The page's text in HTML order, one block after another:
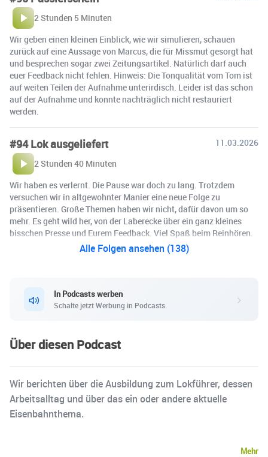
2 Stunden 5 Minuten
Wir geben einen kleinen Einblick, wie wir simulieren, schauen
zurück auf eine Aussage von Marcus, die für Missmut gesorgt hat
und besprechen sogar zwei Zeitungsartikel. Natürlich darf auch
euer Feedback nicht fehlen. Hinweis: Die Tonqualität vom Tom ist
auf weiten Teilen der Aufnahme unterirdisch. Leider ist das schon
auf der Aufnahme und konnte nachträglich nicht restauriert
werden.
#94 Lok ausgeliefert
11.03.2026
2 Stunden 40 Minuten
Wir haben es verlernt. Die Pause war doch zu lang. Trotzdem
versuchen wir in altgewohnter Manier eine neue Folge zu
präsentieren. Große Themen haben wir nicht, dafür davon um so
mehr. Es geht wild her, von der Laberecke über ein ganz kleines
bisschen Presse und Eurem Feedback. Viel Spaß beim Reinhören.
Alle Folgen ansehen (138)
In Podcasts werben
Schalte jetzt Werbung in Podcasts.
Über diesen Podcast
Wir berichten über die Ausbildung zum Lokführer, dessen
Arbeitsalltag und über das ein oder andere aktuelle
Eisenbahnthema.
Mehr